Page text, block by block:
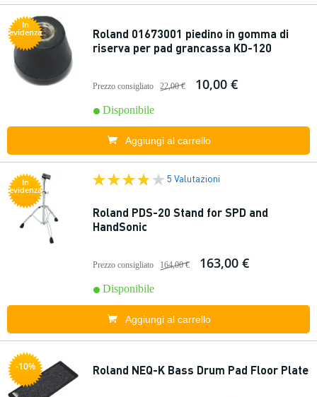
In
evidenza
Roland 01673001 piedino in gomma di
riserva per pad grancassa KD-120
Prezzo consigliato 22,00 € 10,00 €
Disponibile
Aggiungi al carrello
In
evidenza
5 Valutazioni
Roland PDS-20 Stand for SPD and
HandSonic
Prezzo consigliato 164,00 € 163,00 €
Disponibile
Aggiungi al carrello
-10% Roland NEQ-K Bass Drum Pad Floor Plate